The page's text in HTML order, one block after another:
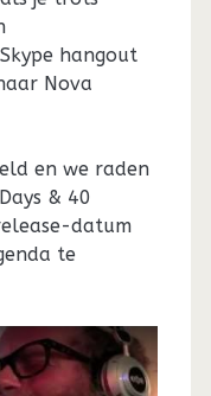
hangout
Nova
en we raden
& 40
datum
te